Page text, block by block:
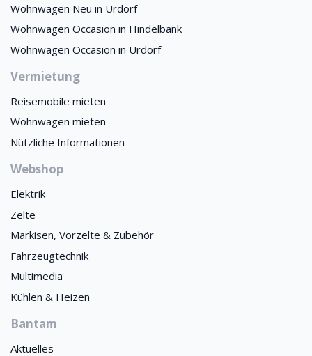
Wohnwagen Neu in Urdorf
Wohnwagen Occasion in Hindelbank
Wohnwagen Occasion in Urdorf
Vermietung
Reisemobile mieten
Wohnwagen mieten
Nützliche Informationen
Webshop
Elektrik
Zelte
Markisen, Vorzelte & Zubehör
Fahrzeugtechnik
Multimedia
Kühlen & Heizen
Bantam
Aktuelles